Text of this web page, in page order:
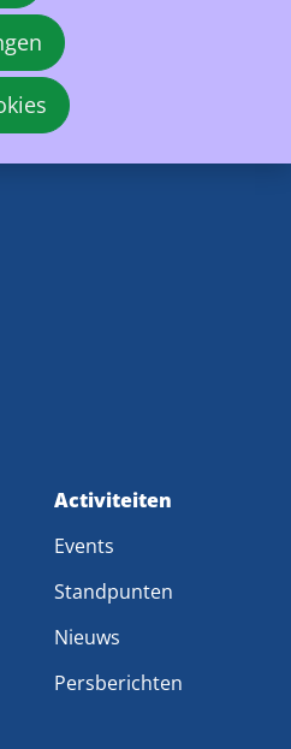
Activiteiten
Events
Standpunten
Nieuws
Persberichten